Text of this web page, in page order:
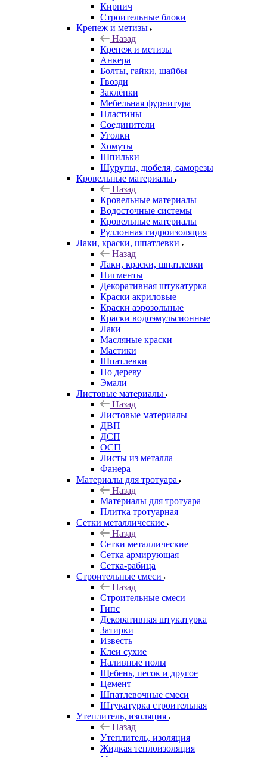
Кирпич
Строительные блоки
Крепеж и метизы
Назад
Крепеж и метизы
Анкера
Болты, гайки, шайбы
Гвозди
Заклёпки
Мебельная фурнитура
Пластины
Соединители
Уголки
Хомуты
Шпильки
Шурупы, дюбеля, саморезы
Кровельные материалы
Назад
Кровельные материалы
Водосточные системы
Кровельные материалы
Руллонная гидроизоляция
Лаки, краски, шпатлевки
Назад
Лаки, краски, шпатлевки
Пигменты
Декоративная штукатурка
Краски акриловые
Краски аэрозольные
Краски водоэмульсионные
Лаки
Масляные краски
Мастики
Шпатлевки
По дереву
Эмали
Листовые материалы
Назад
Листовые материалы
ДВП
ДСП
ОСП
Листы из металла
Фанера
Материалы для тротуара
Назад
Материалы для тротуара
Плитка тротуарная
Сетки металлические
Назад
Сетки металлические
Сетка армирующая
Сетка-рабица
Строительные смеси
Назад
Строительные смеси
Гипс
Декоративная штукатурка
Затирки
Известь
Клеи сухие
Наливные полы
Щебень, песок и другое
Цемент
Шпатлевочные смеси
Штукатурка строительная
Утеплитель, изоляция
Назад
Утеплитель, изоляция
Жидкая теплоизоляция